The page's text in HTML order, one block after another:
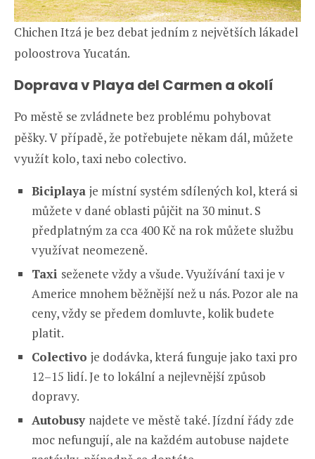
Chichen Itzá je bez debat jedním z největších lákadel
poloostrova Yucatán.
Doprava v Playa del Carmen a okolí
Po městě se zvládnete bez problému pohybovat
pěšky. V případě, že potřebujete někam dál, můžete
využít kolo, taxi nebo colectivo.
Biciplaya je místní systém sdílených kol, která si
můžete v dané oblasti půjčit na 30 minut. S
předplatným za cca 400 Kč na rok můžete službu
využívat neomezeně.
Taxi seženete vždy a všude. Využívání taxi je v
Americe mnohem běžnější než u nás. Pozor ale na
ceny, vždy se předem domluvte, kolik budete
platit.
Colectivo je dodávka, která funguje jako taxi pro
12–15 lidí. Je to lokální a nejlevnější způsob
dopravy.
Autobusy najdete ve městě také. Jízdní řády zde
moc nefungují, ale na každém autobuse najdete